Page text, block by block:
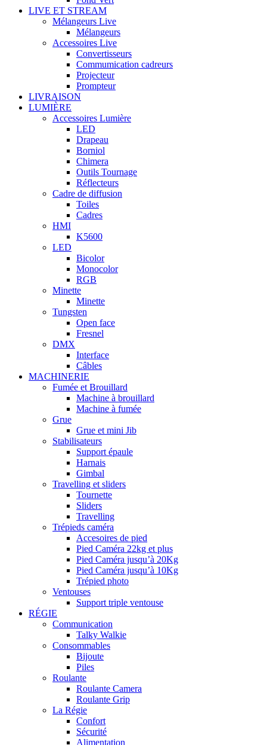
LIVE ET STREAM
Mélangeurs Live
Mélangeurs
Accessoires Live
Convertisseurs
Commumication cadreurs
Projecteur
Prompteur
LIVRAISON
LUMIÈRE
Accessoires Lumière
LED
Drapeau
Borniol
Chimera
Outils Tournage
Réflecteurs
Cadre de diffusion
Toiles
Cadres
HMI
K5600
LED
Bicolor
Monocolor
RGB
Minette
Minette
Tungsten
Open face
Fresnel
DMX
Interface
Câbles
MACHINERIE
Fumée et Brouillard
Machine à brouillard
Machine à fumée
Grue
Grue et mini Jib
Stabilisateurs
Support épaule
Harnais
Gimbal
Travelling et sliders
Tournette
Sliders
Travelling
Trépieds caméra
Accesoires de pied
Pied Caméra 22kg et plus
Pied Caméra jusqu’à 20Kg
Pied Caméra jusqu’à 10Kg
Trépied photo
Ventouses
Support triple ventouse
RÉGIE
Communication
Talky Walkie
Consommables
Bijoute
Piles
Roulante
Roulante Camera
Roulante Grip
La Régie
Confort
Sécurité
Alimentation